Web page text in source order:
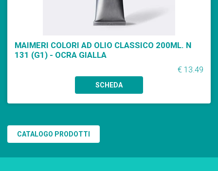
MAIMERI COLORI AD OLIO CLASSICO 200ML. N
131 (G1) - OCRA GIALLA
€ 13.49
SCHEDA
CATALOGO PRODOTTI